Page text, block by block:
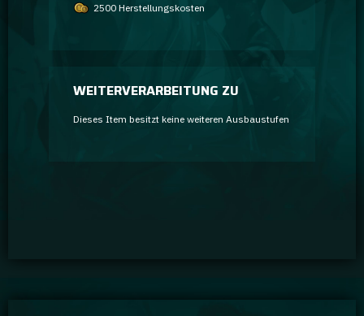
2500 Herstellungskosten
WEITERVERARBEITUNG ZU
Dieses Item besitzt keine weiteren Ausbaustufen